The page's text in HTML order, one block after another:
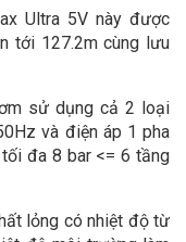
Ultra 5V này được
tới 127.2m cùng lưu
sử dụng cả 2 loại
và điện áp 1 pha
đa 8 bar <= 6 tầng
lỏng có nhiệt độ từ